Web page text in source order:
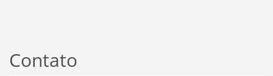
Contato